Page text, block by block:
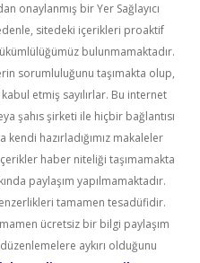
onaylanmış bir Yer Sağlayıcı
sitedeki içerikleri proaktif
bulunmamaktadır.
sorumluluğunu taşımakta olup,
etmiş sayılırlar. Bu internet
şahıs şirketi ile hiçbir bağlantısı
kendi hazırladığımız makaleler
haber niteliği taşımamakta
paylaşım yapılmamaktadır.
tamamen tesadüfidir.
ücretsiz bir bilgi paylaşım
aykırı olduğunu